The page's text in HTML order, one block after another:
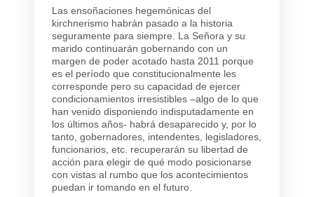
Las ensoñaciones hegemónicas del
kirchnerismo habrán pasado a la historia
seguramente para siempre. La Señora y su
marido continuarán gobernando con un
margen de poder acotado hasta 2011 porque
es el período que constitucionalmente les
corresponde pero su capacidad de ejercer
condicionamientos irresistibles –algo de lo que
han venido disponiendo indisputadamente en
los últimos años- habrá desaparecido y, por lo
tanto, gobernadores, intendentes, legisladores,
funcionarios, etc. recuperarán su libertad de
acción para elegir de qué modo posicionarse
con vistas al rumbo que los acontecimientos
puedan ir tomando en el futuro.